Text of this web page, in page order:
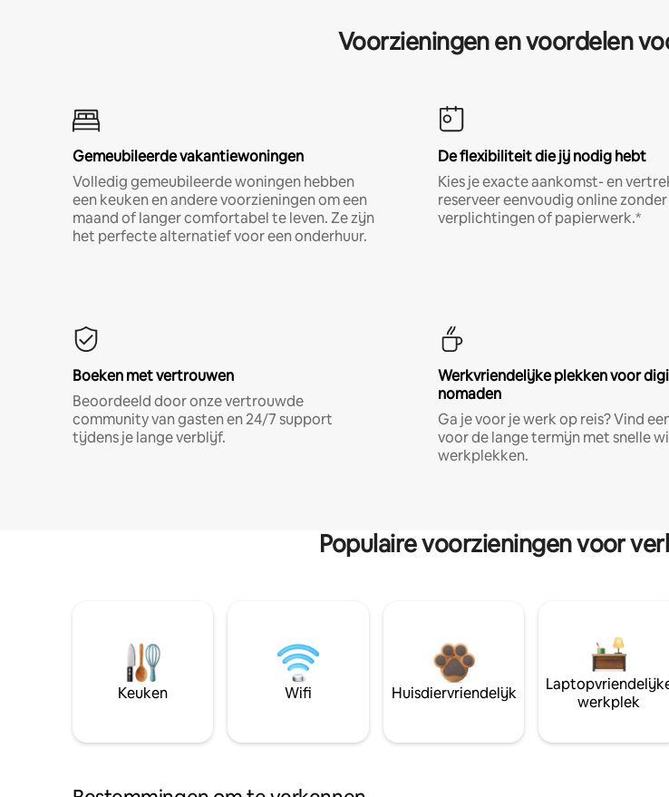
Voorzieningen en voordelen
Gemeubileerde vakantiewoningen
Volledig gemeubileerde woningen hebben
een keuken en andere voorzieningen om een
maand of langer comfortabel te leven. Ze zijn
het perfecte alternatief voor een onderhuur.
De flexibiliteit die jij nodig hebt
Kies je exacte aankomst- en
reserveer eenvoudig online
verplichtingen of papierwerk.*
Boeken met vertrouwen
Beoordeeld door onze vertrouwde
community van gasten en 24/7 support
tijdens je lange verblijf.
Werkvriendelijke plekken voor
nomaden
Ga je voor je werk op reis? Vind
voor de lange termijn met snelle
werkplekken.
Populaire voorzieningen voor
Keuken Wifi Huisdiervriendelijk
werkplek